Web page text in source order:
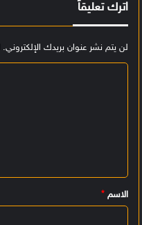
اترك تعليقاً
لن يتم نشر عنوان بريدك الإلكتروني.
ي
ق
الاسم *